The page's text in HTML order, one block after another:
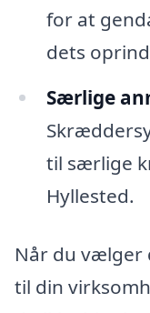
for at
dets
Særlige
til særlige
Hyllested.
Når du vælger
til din